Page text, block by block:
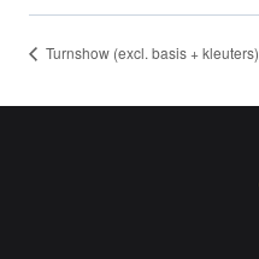
Turnshow (excl. basis + kleuters)